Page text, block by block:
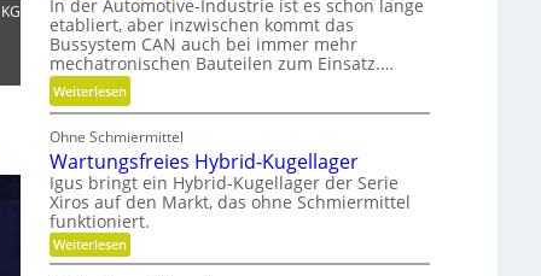
k
l
e
v
e
r
e
i
d
e
n
e
l
t
u
n
d
n
i
c
h
t
In der Automotive-Industrie ist es schon lange
etabliert, aber inzwischen kommt das
Bussystem CAN auch bei immer mehr
mechatronischen Bauteilen zum Einsatz.…
Weiterlesen:
E
r
g
o
n
o
m
Ohne Schmiermittel
Wartungsfreies Hybrid-Kugellager
Igus bringt ein Hybrid-Kugellager der Serie
Xiros auf den Markt, das ohne Schmiermittel
funktioniert.
Weiterlesen:
W